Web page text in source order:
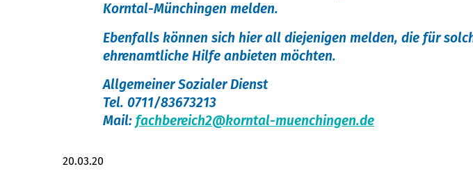
Korntal-Münchingen melden.
Ebenfalls können sich hier all diejenigen melden, die für
ehrenamtliche Hilfe anbieten möchten.
Allgemeiner Sozialer Dienst
Tel. 0711/83673213
Mail: fachbereich2@korntal-muenchingen.de
20.03.20